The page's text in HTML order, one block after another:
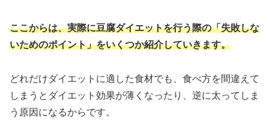
ここからは、実際に豆腐ダイエットを行う際の「失敗しな
いためのポイント」をいくつか紹介していきます。
どれだけダイエットに適した食材でも、食べ方を間違えて
しまうとダイエット効果が薄くなったり、逆に太ってしま
う原因になるからです。